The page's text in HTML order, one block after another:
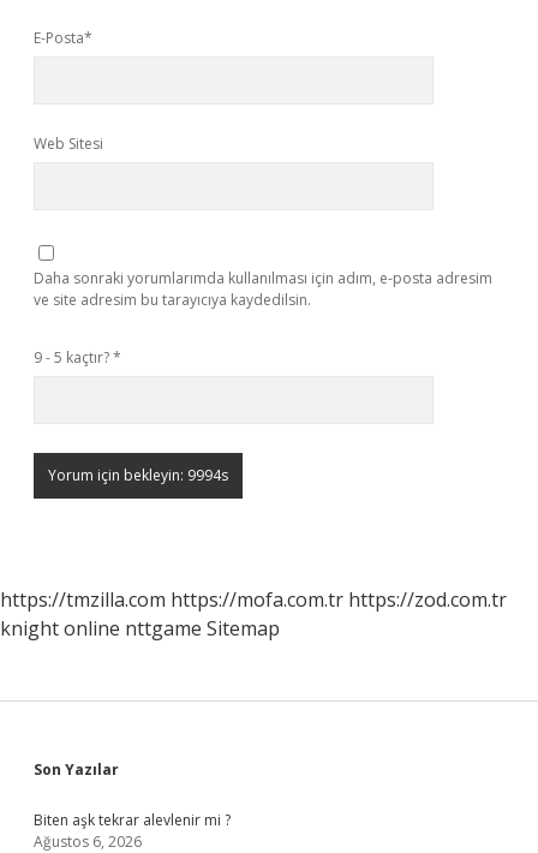
E-Posta*
Web Sitesi
Daha sonraki yorumlarımda kullanılması için adım, e-posta adresim
ve site adresim bu tarayıcıya kaydedilsin.
9 - 5 kaçtır?*
https://tmzilla.com https://mofa.com.tr https://zod.com.tr
knight online nttgame Sitemap
Sidebar
Son Yazılar
Biten aşk tekrar alevlenir mi ?
Ağustos 6, 2026